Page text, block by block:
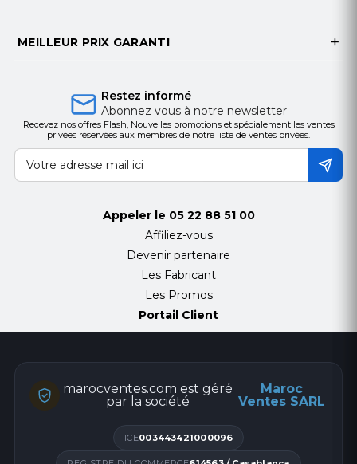
MEILLEUR PRIX GARANTI
Restez informé
Abonnez vous à notre newsletter
Recevez nos offres Flash, Nouvelles promotions et spécialement les ventes
privées réservées aux membres de notre liste de ventes privées.
Appeler le 05 22 88 51 00
Affiliez-vous
Devenir partenaire
Les Fabricant
Les Promos
Portail Client
marocventes.com est géré
par la société
Maroc
Ventes SARL
ICE003443421000096